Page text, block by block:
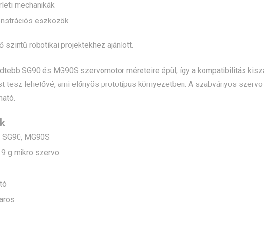
mechanikák
eszközök
szintű robotikai projektekhez ajánlott.
SG90 és MG90S szervomotor méreteire épül, így a kompatibilitás
tesz lehetővé, ami előnyös prototípus környezetben. A szabványos
MG90S
g mikro szervo